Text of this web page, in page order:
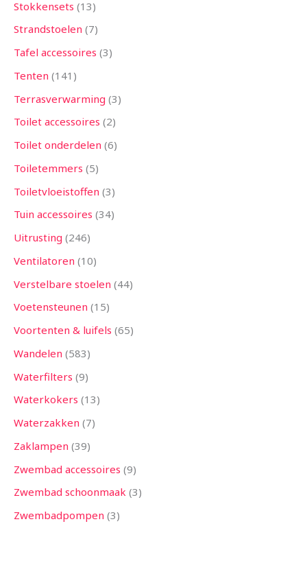
Stokkensets 13
Strandstoelen 7
Tafel accessoires 3
Tenten 141
Terrasverwarming 3
Toilet accessoires 2
Toilet onderdelen 6
Toiletemmers 5
Toiletvloeistoffen 3
Tuin accessoires 34
Uitrusting 246
Ventilatoren 10
Verstelbare stoelen 44
Voetensteunen 15
Voortenten & luifels 65
Wandelen 583
Waterfilters 9
Waterkokers 13
Waterzakken 7
Zaklampen 39
Zwembad accessoires 9
Zwembad schoonmaak 3
Zwembadpompen 3